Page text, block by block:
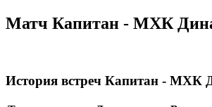
Матч Капитан - МХК
История встреч Капитан - МХК